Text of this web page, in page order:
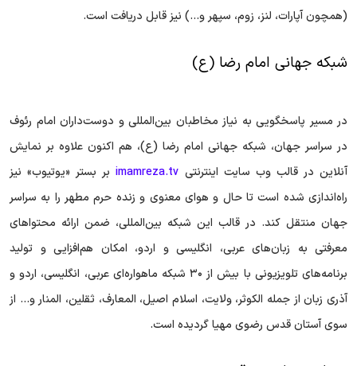
(همچون آپارات، لنز، زوم، سپهر و...) نیز قابل دریافت است.
شبکه جهانی امام رضا (ع)
در مسیر پاسخگویی به نیاز مخاطبان بین‌المللی و دوست‌داران امام رئوف
در سراسر جهان، شبکه جهانی امام رضا (ع)، هم اکنون علاوه بر نمایش
آنلاین در قالب وب سایت اینترنتی imamreza.tvبر بستر «یوتیوب» نیز
راه‌اندازی شده است تا حال و هوای معنوی و زنده حرم مطهر را به سراسر
جهان منتقل کند. در قالب این شبکه بین‌المللی، ضمن ارائه محتوا‌های
معرفتی به زبان‌های عربی، انگلیسی و اردو، امکان هم‌افزایی و تولید
برنامه‌های تلویزیونی با بیش از ۳۰ شبکه ماهواره‌ای عربی، انگلیسی، اردو و
آذری زبان از جمله الکوثر، ولایت، اسلام اصیل، المعارف، ثقلین، المنار و... از
سوی آستان قدس رضوی مهیا گردیده است.